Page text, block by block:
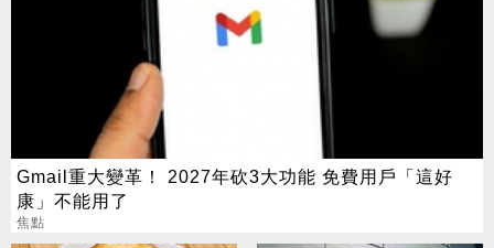
Gmail重大變革！ 2027年砍3大功能 免費用戶「這好
康」不能用了
焦點